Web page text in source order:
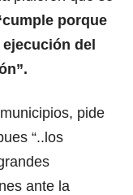
porque
del
pide
“..los
ante la